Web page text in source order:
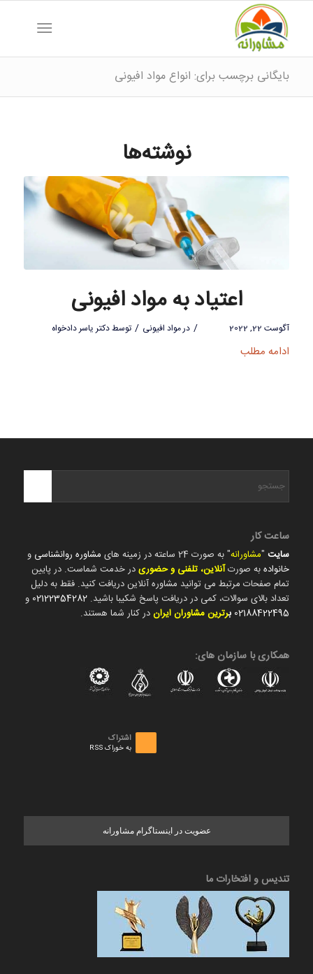
بایگانی برچسب برای: انواع مواد افیونی
نوشته‌ها
اعتیاد به مواد افیونی
آگوست 22, 2022 / درمواد افیونی / توسطدکتر یاسر دادخواه
ادامه مطلب
ساعت کار
سایت"مشاورانه" به صورت 24 ساعته در زمینه های مشاوره روانشناسی و
خانوادهبه صورتآنلاین، تلفنی و حضوریدر خدمت شماست. در پایین
تمام صفحات مرتبط می توانید مشاوره آنلاین دریافت کنید. فقط به دلیل
تعداد بالای سوالات، کمی در دریافت پاسخ شکیبا باشید. 02122354282 و
02188422495 برترین مشاوران ایراندر کنار شما هستند.
همکاری با سازمان های:
اشتراک
به خوراک RSS
عضویت در اینستاگرام مشاورانه
تندیس و افتخارات ما